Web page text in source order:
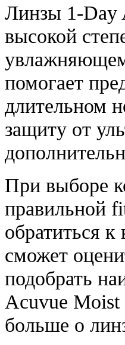
Линзы 1-Day
высокой
помогает
длительном
защиту от
При выборе
правильной
обратиться
сможет
подобрать
Acuvue Moist
больше о